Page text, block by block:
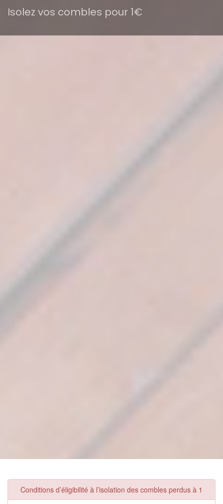
Isolez vos combles pour 1€
Conditions d’éligibilité à l’isolation des combles perdus à 1